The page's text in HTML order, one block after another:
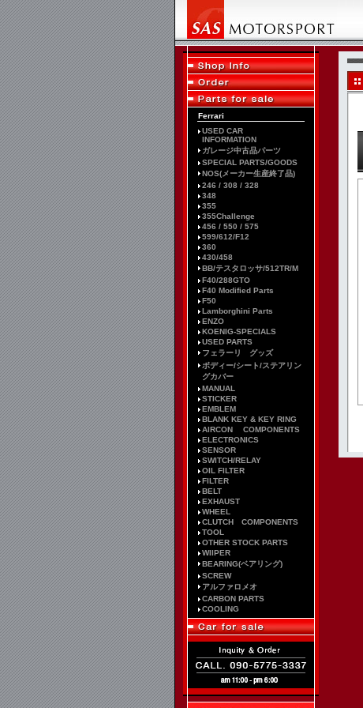
Ferrari
USED CAR
INFORMATION
ガレージ中古品パーツ
SPECIAL PARTS/GOODS
NOS(メーカー生産終了品)
246 / 308 / 328
348
355
355Challenge
456 / 550 / 575
599/612/F12
360
430/458
BB/テスタロッサ/512TR/M
F40/288GTO
F40 Modified Parts
F50
Lamborghini Parts
ENZO
KOENIG-SPECIALS
USED PARTS
フェラーリ グッズ
ボディー/シート/ステアリン
グカバー
MANUAL
STICKER
EMBLEM
BLANK KEY & KEY RING
AIRCON COMPONENTS
ELECTRONICS
SENSOR
SWITCH/RELAY
OIL FILTER
FILTER
BELT
EXHAUST
WHEEL
CLUTCH COMPONENTS
TOOL
OTHER STOCK PARTS
WIIPER
BEARING(ベアリング)
SCREW
アルファロメオ
CARBON PARTS
COOLING